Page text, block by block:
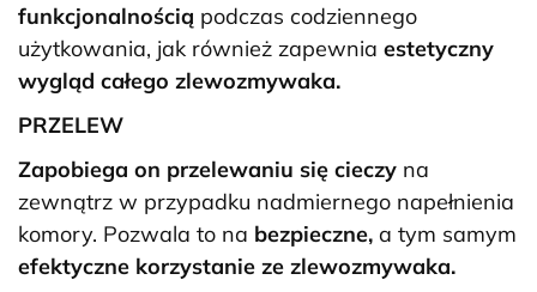
funkcjonalnością podczas codziennego
użytkowania, jak również zapewnia estetyczny
wygląd całego zlewozmywaka.
PRZELEW
Zapobiega on przelewaniu się cieczy na
zewnątrz w przypadku nadmiernego napełnienia
komory. Pozwala to na bezpieczne, a tym samym
efektyczne korzystanie ze zlewozmywaka.